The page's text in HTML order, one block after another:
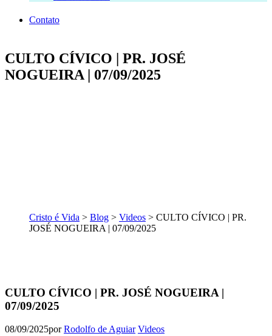
Contato
CULTO CÍVICO | PR. JOSÉ
NOGUEIRA | 07/09/2025
Cristo é Vida > Blog > Videos > CULTO CÍVICO | PR.
JOSÉ NOGUEIRA | 07/09/2025
CULTO CÍVICO | PR. JOSÉ NOGUEIRA |
07/09/2025
08/09/2025porRodolfo de Aguiar Videos